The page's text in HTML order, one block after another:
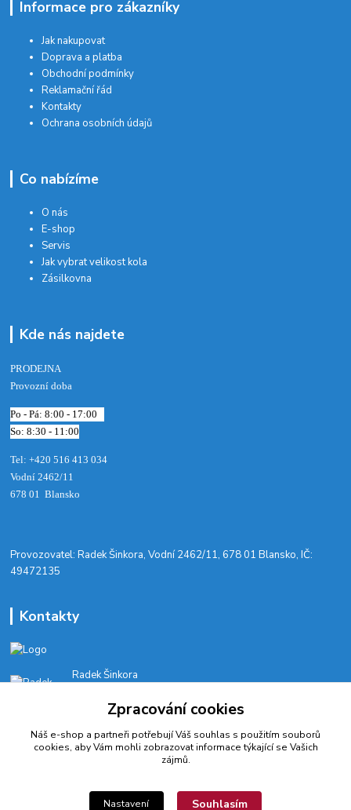
Informace pro zákazníky
Jak nakupovat
Doprava a platba
Obchodní podmínky
Reklamační řád
Kontakty
Ochrana osobních údajů
Co nabízíme
O nás
E-shop
Servis
Jak vybrat velikost kola
Zásilkovna
Kde nás najdete
PRODEJNA
Provozní doba
Po - Pá: 8:00 - 17:00
So: 8:30 - 11:00
Tel: +420 516 413 034‬
Vodní 2462/11
678 01 Blansko
​Provozovatel: Radek Šinkora, Vodní 2462/11, 678 01 Blansko, IČ:
49472135
Kontakty
Radek Šinkora
E-SHOP: Po-Pá, 8-17 hod.
cyklobikesport@seznam.cz
Zpracování cookies
Náš e-shop a partneři potřebují Váš souhlas s použitím souborů
cookies, aby Vám mohli zobrazovat informace týkající se Vašich
zájmů.
Nastavení Souhlasím